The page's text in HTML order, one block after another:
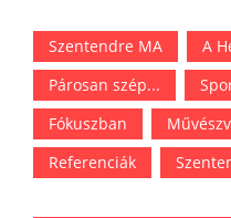
Szentendre MA
A
Párosan szép...
Fókuszban
Referenciák